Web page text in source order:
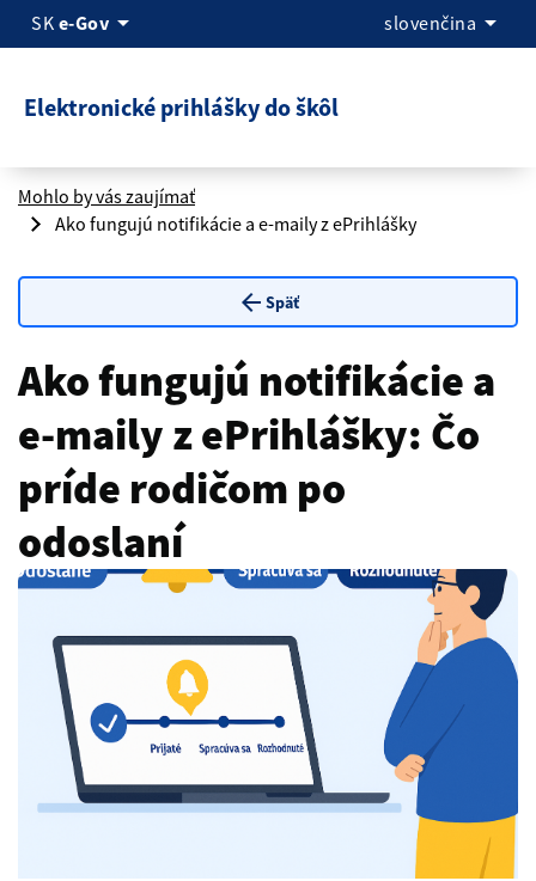
SK e-Gov arrow_drop_down slovenčina arrow_drop_down
Elektronické prihlášky do škôl
Mohlo by vás zaujímať
Ako fungujú notifikácie a e-maily z ePrihlášky
arrow_back Späť
Ako fungujú notifikácie a
e-maily z ePrihlášky: Čo
príde rodičom po
odoslaní